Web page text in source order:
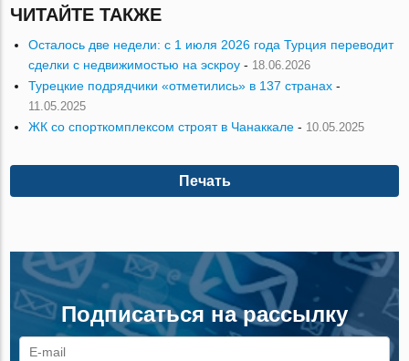
ЧИТАЙТЕ ТАКЖЕ
Осталось две недели: с 1 июля 2026 года Турция переводит
сделки с недвижимостью на эскроу - 18.06.2026
Турецкие подрядчики «отметились» в 137 странах -
11.05.2025
ЖК со спорткомплексом строят в Чанаккале - 10.05.2025
Печать
Подписаться на рассылку